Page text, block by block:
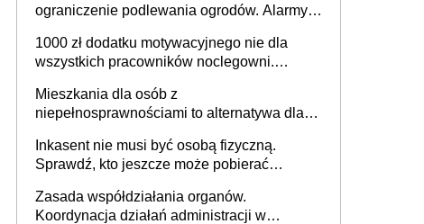
ograniczenie podlewania ogrodów. Alarmy w
może objąć cały kraj
1000 zł dodatku motywacyjnego nie dla
wszystkich pracowników noclegowni.
Mieszkania dla osób z
niepełnosprawnościami to alternatywa dla
samodzielnie lub z rodziną
Inkasent nie musi być osobą fizyczną.
Sprawdź, kto jeszcze może pobierać
Zasada współdziałania organów.
Koordynacja działań administracji w